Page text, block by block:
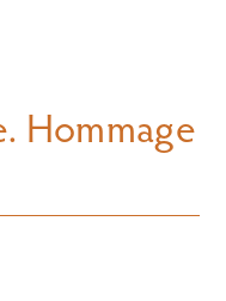
Hommage